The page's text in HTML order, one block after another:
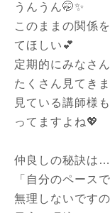
うんうん🤭✨
このままの関係
てほしい💕
定期的にみなさ
たくさん見てき
見ている講師様
ってますよね💖
仲良しの秘訣は…
「自分のペース
無理しないです